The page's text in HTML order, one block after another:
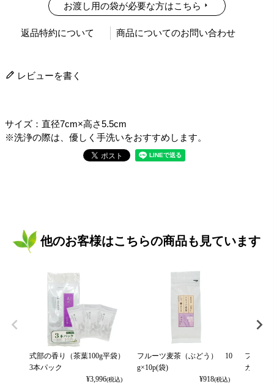
お渡し用の袋が必要な方はこちら
返品特約について 商品についてのお問い合わせ
レビューを書く
サイズ：直径7cm×高さ5.5cm
※洗浄の際は、優しく手洗いをおすすめします。
他のお客様はこちらの商品も見ています
式部の香り（茶葉100g平袋）
3本パック
¥3,996(税込)
フルーツ麦茶（ぶどう） 10
g×10p(袋)
¥918(税込)
フルー
カット